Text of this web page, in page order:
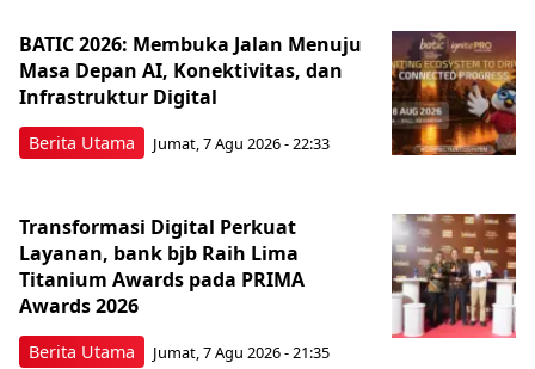
Berita Utama
BATIC 2026: Membuka Jalan Menuju
Masa Depan AI, Konektivitas, dan
Infrastruktur Digital
Jumat, 7 Agu 2026 - 22:33
Berita Utama
Transformasi Digital Perkuat
Layanan, bank bjb Raih Lima
Titanium Awards pada PRIMA
Awards 2026
Jumat, 7 Agu 2026 - 21:35